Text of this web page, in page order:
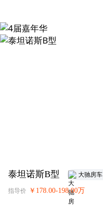
泰坦诺斯B型 大驰房车
指导价 ￥178.00-198.00万